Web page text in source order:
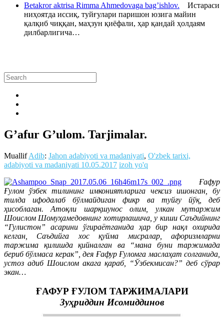
Betakror aktrisa Rimma Ahmedovaga bag’ishlov. Истараси
ниҳоятда иссиқ, туйғулари паришон юзига майин
қалқиб чиққан, маҳзун қиёфали, ҳар қандай ҳолдаям
дилбарлигича…
G’afur G’ulom. Tarjimalar.
MuallifAdib: Jahon adabiyoti va madaniyati, O'zbek tarixi,
adabiyoti va madaniyati 10.05.2017 izoh yo'q
Ғафур
Ғулом ўзбек тилининг имкониятларига чексиз ишонган, бу
тилда ифодалаб бўлмайдиган фикр ва туйғу йўқ, деб
ҳисоблаган. Атоқли шарқшунос олим, улкан мутаржим
Шоислом Шомуҳамедовнинг хотирлашича, у киши Саъдийнинг
“Гулистон” асарини ўгираётганида ҳар бир нақл охирида
келган, Саъдийга хос қуйма мисралар, афоризмларни
таржима қилишда қийналган ва “мана буни таржимада
бериб бўлмаса керак”, дея Ғафур Ғуломга маслаҳат солганида,
устоз адиб Шоислом акага қараб, “Ўзбекмисан?” деб сўрар
экан…
ҒАФУР ҒУЛОМ ТАРЖИМАЛАРИ
Зуҳриддин Исомиддинов